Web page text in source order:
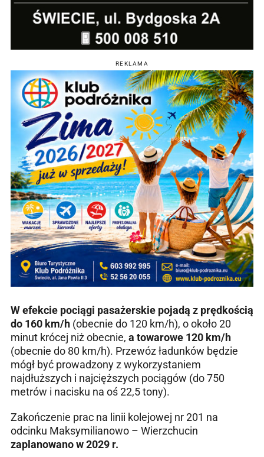
REKLAMA
W efekcie pociągi pasażerskie pojadą z prędkością
do 160 km/h (obecnie do 120 km/h), o około 20
minut krócej niż obecnie, a towarowe 120 km/h
(obecnie do 80 km/h). Przewóz ładunków będzie
mógł być prowadzony z wykorzystaniem
najdłuższych i najcięższych pociągów (do 750
metrów i nacisku na oś 22,5 tony).
Zakończenie prac na linii kolejowej nr 201 na
odcinku Maksymilianowo – Wierzchucin
zaplanowano w 2029 r.